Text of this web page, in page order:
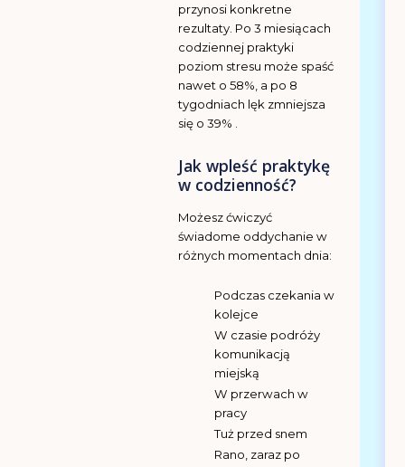
przynosi konkretne
rezultaty. Po 3 miesiącach
codziennej praktyki
poziom stresu może spaść
nawet o 58%, a po 8
tygodniach lęk zmniejsza
się o 39% .
Jak wpleść praktykę
w codzienność?
Możesz ćwiczyć
świadome oddychanie w
różnych momentach dnia:
Podczas czekania w
kolejce
W czasie podróży
komunikacją
miejską
W przerwach w
pracy
Tuż przed snem
Rano, zaraz po